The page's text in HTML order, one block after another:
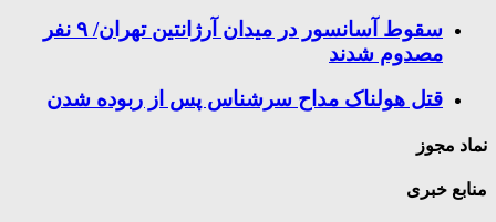
سقوط آسانسور در میدان آرژانتین تهران/ ۹ نفر
مصدوم شدند
قتل هولناک مداح سرشناس پس از ربوده شدن
نماد مجوز
منابع خبری